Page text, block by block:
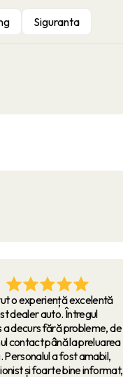
Siguranta
o experiență excelentă
dealer auto. Întregul
a decurs fără probleme, de
contact până la preluarea
Personalul a fost amabil,
și foarte bine informat,